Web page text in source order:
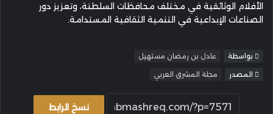
الأفلام الوثائقية في مختلف محافظات السلطنة، وتعزيز دور
الصناعات الإبداعية في التنمية الثقافية المستدامة.
بواسطة عادل بن رمضان مستهيل
المصدر مجلة المشرق العربي
نسخ الرابط